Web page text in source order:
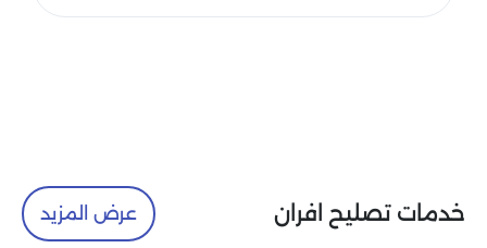
خدمات تصليح افران عرض المزيد